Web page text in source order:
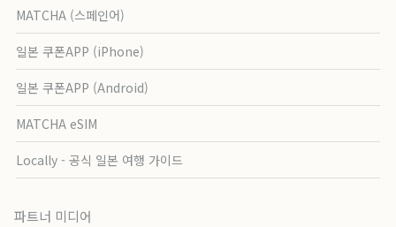
MATCHA (스페인어)
일본 쿠폰APP (iPhone)
일본 쿠폰APP (Android)
MATCHA eSIM
Locally - 공식 일본 여행 가이드
파트너 미디어